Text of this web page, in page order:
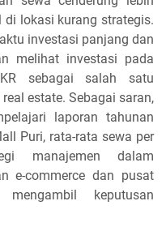
lokasi kurang strategis.
investasi panjang dan
melihat investasi pada
sebagai salah satu
estate. Sebagai saran,
laporan tahunan
Puri, rata-rata sewa per
manajemen dalam
e-commerce dan pusat
keputusan